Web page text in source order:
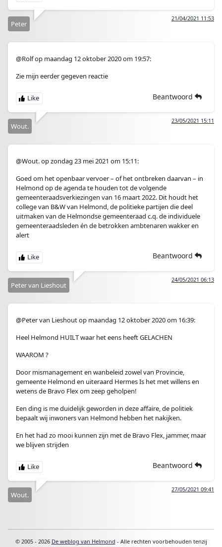
21/04/2021 11:53
Peter
@Rolf op maandag 12 oktober 2020 om 19:57:
Zie mijn eerder gegeven reactie
Beantwoord
23/05/2021 15:11
Wout.
@Wout. op zondag 23 mei 2021 om 15:11:
Goed om het openbaar vervoer – of het ontbreken daarvan – in
Helmond op de agenda te houden tot de volgende
gemeenteraadsverkiezingen van 16 maart 2022. Dit houdt het
college van B&W van Helmond, de politieke partijen die deel
uitmaken van de Helmondse gemeenteraad c.q. de individuele
gemeenteraadsleden én de betrokken ambtenaren wakker en
alert
Beantwoord
24/05/2021 06:13
Peter van Lieshout
@Peter van Lieshout op maandag 12 oktober 2020 om 16:39:
Heel Helmond HUILT waar het eens heeft GELACHEN
WAAROM ?
Door mismanagement en wanbeleid zowel van Provincie,
gemeente Helmond en uiteraard Hermes Is het met willens en
wetens de Bravo Flex om zeep geholpen!
Een ding is me duidelijk geworden in deze affaire, de politiek
bepaalt wij inwoners van Helmond hebben het nakijken.
En het had zo mooi kunnen zijn met de Bravo Flex, jammer, maar
we blijven strijden
Beantwoord
27/05/2021 09:41
Wout.
© 2005 - 2026 De weblog van Helmond - Alle rechten voorbehouden tenzij